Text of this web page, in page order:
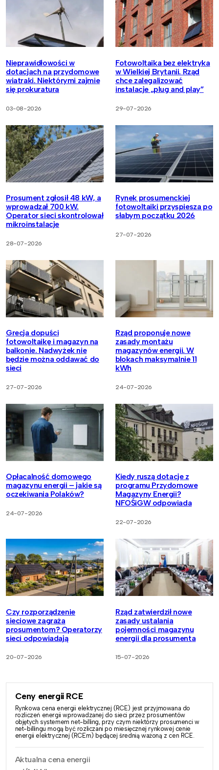
Nieprawidłowości w
dotacjach na przydomowe
wiatraki. Niektórymi zajmie
się prokuratura
03-08-2026
Fotowoltaika bez elektryka
w Wielkiej Brytanii. Rząd
chce zalegalizować
instalacje „plug and play”
29-07-2026
Prosument zgłosił 48 kW, a
wprowadzał 700 kW.
Operator sieci skontrolował
mikroinstalacje
28-07-2026
Rynek prosumenckiej
fotowoltaiki przyspiesza po
słabym początku 2026
27-07-2026
Grecja dopuści
fotowoltaikę i magazyn na
balkonie. Nadwyżek nie
będzie można oddawać do
sieci
27-07-2026
Rząd proponuje nowe
zasady montażu
magazynów energii. W
blokach maksymalnie 11
kWh
24-07-2026
Opłacalność domowego
magazynu energii – jakie są
oczekiwania Polaków?
24-07-2026
Kiedy ruszą dotacje z
programu Przydomowe
Magazyny Energii?
NFOŚiGW odpowiada
22-07-2026
Czy rozporządzenie
sieciowe zagraża
prosumentom? Operatorzy
sieci odpowiadają
20-07-2026
Rząd zatwierdził nowe
zasady ustalania
pojemności magazynu
energii dla prosumenta
15-07-2026
Ceny energii RCE
Rynkowa cena energii elektrycznej (RCE) jest przyjmowana do
rozliczeń energii wprowadzanej do sieci przez prosumentów
objętych systemem net-billing, przy czym niektórzy prosumenci w
net-billingu mogą być rozliczani po miesięcznej rynkowej cenie
energii elektrycznej (RCEm) będącej średnią ważoną z cen RCE.
Aktualna cena energii